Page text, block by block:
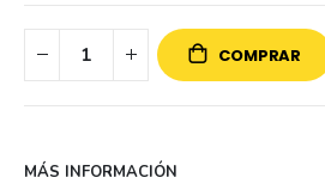
COMPRAR
MÁS INFORMACIÓN